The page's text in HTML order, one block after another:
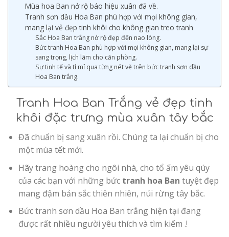
Mùa hoa Ban nở rộ báo hiệu xuân đã về.
Tranh sơn dầu Hoa Ban phù hợp với mọi không gian,
mang lại vẻ đẹp tinh khôi cho không gian treo tranh
Sắc Hoa Ban trắng nở rộ đẹp đến nao lòng.
Bức tranh Hoa Ban phù hợp với mọi không gian, mang lại sự
sang trọng, lịch lãm cho căn phòng.
Sự tinh tế và tỉ mỉ qua từng nét vẽ trên bức tranh sơn dầu
Hoa Ban trắng.
Tranh Hoa Ban Trắng vẻ đẹp tinh
khôi đặc trưng mùa xuân tây bắc
Đã chuẩn bị sang xuân rồi. Chúng ta lại chuẩn bị cho
một mùa tết mới.
Hãy trang hoàng cho ngôi nhà, cho tổ ấm yêu qúy
của các bạn với những bức tranh hoa Ban tuyệt đẹp
mang đậm bản sắc thiên nhiên, núi rừng tây bắc.
Bức tranh sơn dầu Hoa Ban trắng hiện tại đang
được rất nhiều người yêu thích và tìm kiếm .!